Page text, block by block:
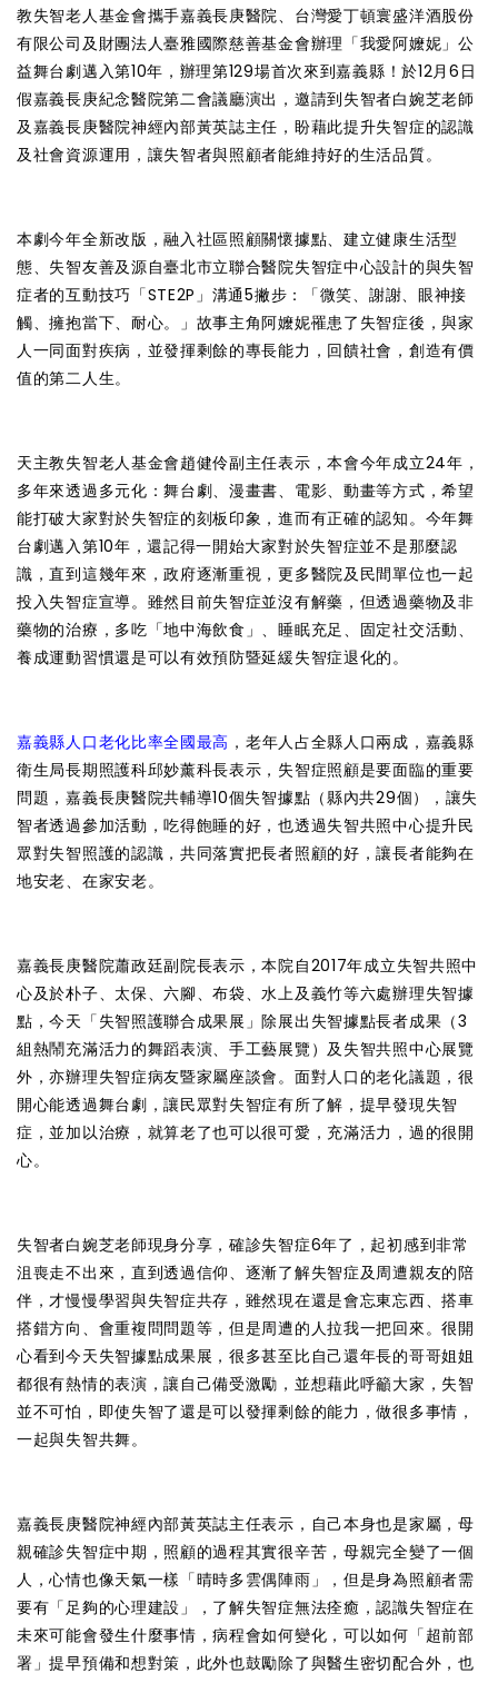
教失智老人基金會攜手嘉義長庚醫院、台灣愛丁頓寰盛洋酒股份
有限公司及財團法人臺雅國際慈善基金會辦理「我愛阿嬤妮」公
益舞台劇邁入第10年，辦理第129場首次來到嘉義縣！於12月6日
假嘉義長庚紀念醫院第二會議廳演出，邀請到失智者白婉芝老師
及嘉義長庚醫院神經內部黃英誌主任，盼藉此提升失智症的認識
及社會資源運用，讓失智者與照顧者能維持好的生活品質。
本劇今年全新改版，融入社區照顧關懷據點、建立健康生活型
態、失智友善及源自臺北市立聯合醫院失智症中心設計的與失智
症者的互動技巧「STE2P」溝通5撇步：「微笑、謝謝、眼神接
觸、擁抱當下、耐心。」故事主角阿嬤妮罹患了失智症後，與家
人一同面對疾病，並發揮剩餘的專長能力，回饋社會，創造有價
值的第二人生。
天主教失智老人基金會趙健伶副主任表示，本會今年成立24年，
多年來透過多元化：舞台劇、漫畫書、電影、動畫等方式，希望
能打破大家對於失智症的刻板印象，進而有正確的認知。今年舞
台劇邁入第10年，還記得一開始大家對於失智症並不是那麼認
識，直到這幾年來，政府逐漸重視，更多醫院及民間單位也一起
投入失智症宣導。雖然目前失智症並沒有解藥，但透過藥物及非
藥物的治療，多吃「地中海飲食」、睡眠充足、固定社交活動、
養成運動習慣還是可以有效預防暨延緩失智症退化的。
嘉義縣人口老化比率全國最高 ，老年人占全縣人口兩成，嘉義縣
衛生局長期照護科邱妙薰科長表示，失智症照顧是要面臨的重要
問題，嘉義長庚醫院共輔導10個失智據點（縣內共29個），讓失
智者透過參加活動，吃得飽睡的好，也透過失智共照中心提升民
眾對失智照護的認識，共同落實把長者照顧的好，讓長者能夠在
地安老、在家安老。
嘉義長庚醫院蕭政廷副院長表示，本院自2017年成立失智共照中
心及於朴子、太保、六腳、布袋、水上及義竹等六處辦理失智據
點，今天「失智照護聯合成果展」除展出失智據點長者成果（3
組熱鬧充滿活力的舞蹈表演、手工藝展覽）及失智共照中心展覽
外，亦辦理失智症病友暨家屬座談會。面對人口的老化議題，很
開心能透過舞台劇，讓民眾對失智症有所了解，提早發現失智
症，並加以治療，就算老了也可以很可愛，充滿活力，過的很開
心。
失智者白婉芝老師現身分享，確診失智症6年了，起初感到非常
沮喪走不出來，直到透過信仰、逐漸了解失智症及周遭親友的陪
伴，才慢慢學習與失智症共存，雖然現在還是會忘東忘西、搭車
搭錯方向、會重複問問題等，但是周遭的人拉我一把回來。很開
心看到今天失智據點成果展，很多甚至比自己還年長的哥哥姐姐
都很有熱情的表演，讓自己備受激勵，並想藉此呼籲大家，失智
並不可怕，即使失智了還是可以發揮剩餘的能力，做很多事情，
一起與失智共舞。
嘉義長庚醫院神經內部黃英誌主任表示，自己本身也是家屬，母
親確診失智症中期，照顧的過程其實很辛苦，母親完全變了一個
人，心情也像天氣一樣「晴時多雲偶陣雨」，但是身為照顧者需
要有「足夠的心理建設」，了解失智症無法痊癒，認識失智症在
未來可能會發生什麼事情，病程會如何變化，可以如何「超前部
署」提早預備和想對策，此外也鼓勵除了與醫生密切配合外，也